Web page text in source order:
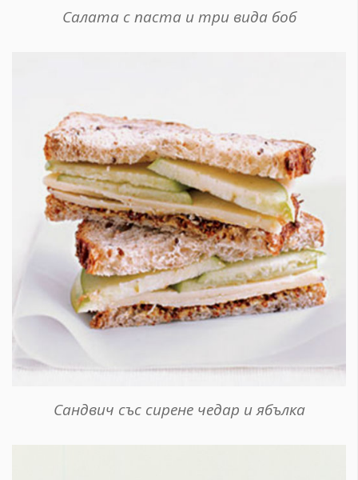
Салата с паста и три вида боб
Сандвич със сирене чедар и ябълка